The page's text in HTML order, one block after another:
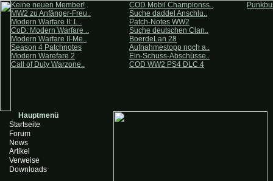
Keine neuen Member!
MW2 zu Anfänger-Freu..
Modern Warfare II: L..
CoD: Modern Warfare ..
Modern Warfare II-Me..
Season 4 Patchnotes
Modern Warefare 2
Call of Duty Warzone..
COD Mobil Championss..
Suche daddel Anschlu..
Patch-Notes WW2
Suche deutschen Clan..
BoerdeLan 28
Aufnahmestopp noch a..
Ein-Schuss-Abschüsse..
COD WW2 PS4 DLC 4
Hauptmenü
Startseite
Forum
News
Artikel
Verweise
Downloads